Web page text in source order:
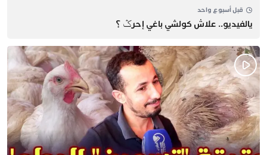
قبل أسبوع واحد
يالفيديو.. علاش كولشي باغي إحرݣ ؟